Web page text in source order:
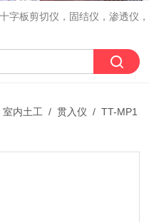
字板剪切仪，固结仪，渗透仪
室内土工 /贯入仪 / TT-MP1